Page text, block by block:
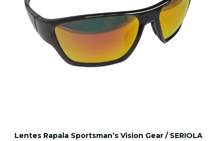
Lentes Rapala Sportsman’s Vision Gear / SERIOLA